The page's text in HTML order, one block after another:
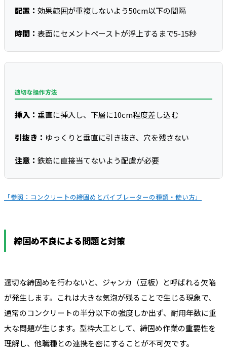
配置： 効果範囲が重複しないよう50cm以下の間隔
時間： 表面にセメントペーストが浮上するまで5-15秒
適切な操作方法
挿入： 垂直に挿入し、下層に10cm程度差し込む
引抜き： ゆっくりと垂直に引き抜き、穴を残さない
注意： 鉄筋に直接当てないよう配慮が必要
「参照：コンクリートの締固めとバイブレーターの種類・使い方」
締固め不良による問題と対策
適切な締固めを行わないと、ジャンカ（豆板）と呼ばれる欠陥
が発生します。これは大きな気泡が残ることで生じる現象で、
通常のコンクリートの半分以下の強度しか出ず、耐用年数に重
大な問題が生じます。型枠大工として、締固め作業の重要性を
理解し、他職種との連携を密にすることが不可欠です。